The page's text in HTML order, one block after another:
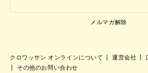
メルマガ解除
クロワッサン オンラインについて 運営会社
その他のお問い合わせ